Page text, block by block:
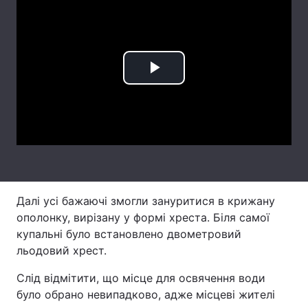
Архів Вакансії
Контакти
Послуги
Play
Далі усі бажаючі змогли зануритися в крижану
ополонку, вирізану у формі хреста. Біля самої
купальні було встановлено двометровий
льодовий хрест.
Слід відмітити, що місце для освячення води
було обрано невипадково, адже місцеві жителі